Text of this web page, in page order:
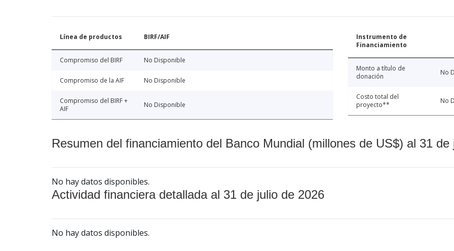
Línea de productos BIRF/AIF
Compromiso del BIRF No Disponible
Compromiso de la AIF No Disponible
Compromiso del BIRF +
AIF
No Disponible
Instrumento de
Financiamiento
Monto a título de
donación
No
Costo total del
proyecto**
No
Resumen del financiamiento del Banco Mundial (millones de US$) al 31 de
No hay datos disponibles.
Actividad financiera detallada al 31 de julio de 2026
No hay datos disponibles.